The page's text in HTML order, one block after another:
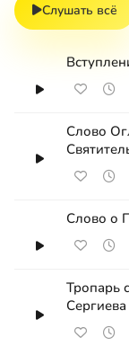
Слушать всё
Слово
Слово о
Тропарь